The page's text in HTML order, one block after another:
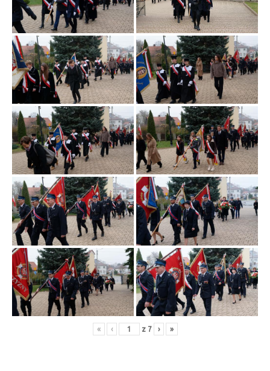
« ‹ z 7 › »